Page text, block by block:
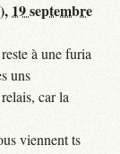
19 septembre
à une furia
uns
car la
viennent ts